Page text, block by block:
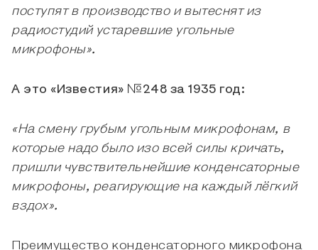
поступят в производство и вытеснят из
радиостудий устаревшие угольные
микрофоны».
А это «Известия» №248 за 1935 год:
«На смену грубым угольным микрофонам, в
которые надо было изо всей силы кричать,
пришли чувствительнейшие конденсаторные
микрофоны, реагирующие на каждый лёгкий
вздох».
Преимущество конденсаторного микрофона